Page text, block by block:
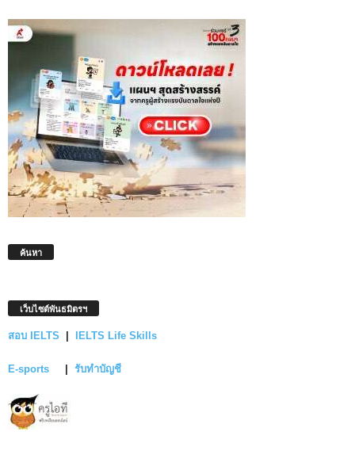
ค้นหา
เว็บไซต์พันธมิตรฯ
สอบ IELTS | IELTS Life Skills
E-sports | รับทำบัญชี